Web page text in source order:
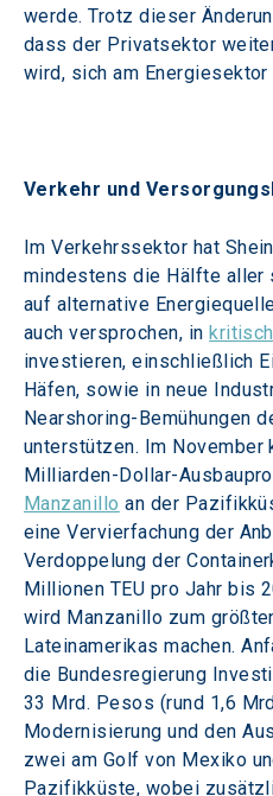
werde. Trotz dieser
dass der Privatsektor
wird, sich am
Verkehr und
Im Verkehrssektor hat
mindestens die Hälfte aller
auf alternative
auch versprochen, in
investieren, einschließlich
Häfen, sowie in neue
Nearshoring-Bemühungen
unterstützen. Im
Milliarden-Dollar-
Manzanillo an der
eine Vervierfachung der
Verdoppelung der
Millionen TEU pro Jahr bis
wird Manzanillo zum
Lateinamerikas machen.
die Bundesregierung
33 Mrd. Pesos (rund 1,6
Modernisierung und den
zwei am Golf von Mexiko
Pazifikküste, wobei